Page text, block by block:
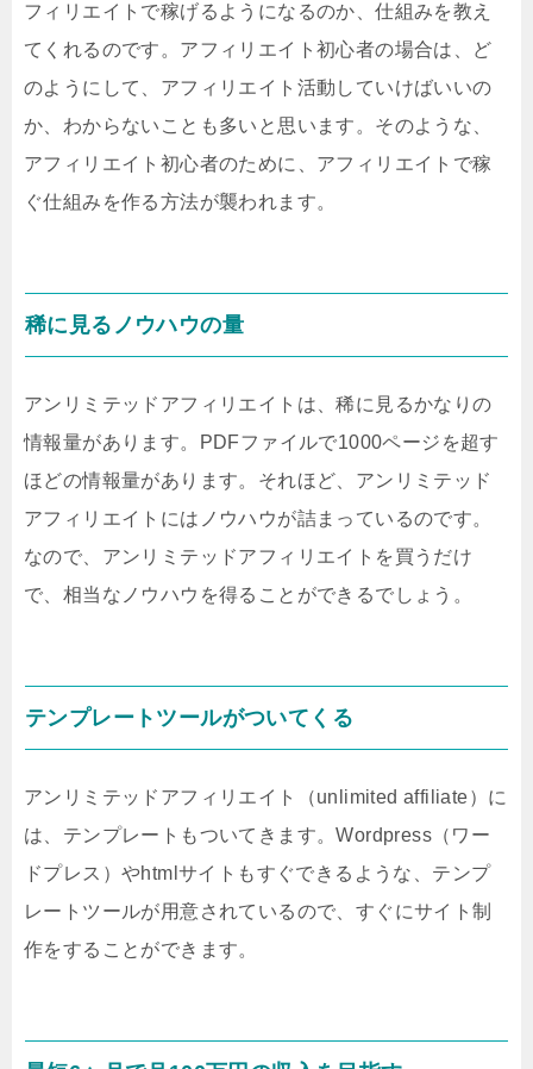
フィリエイトで稼げるようになるのか、仕組みを教え
てくれるのです。アフィリエイト初心者の場合は、ど
のようにして、アフィリエイト活動していけばいいの
か、わからないことも多いと思います。そのような、
アフィリエイト初心者のために、アフィリエイトで稼
ぐ仕組みを作る方法が襲われます。
稀に見るノウハウの量
アンリミテッドアフィリエイトは、稀に見るかなりの
情報量があります。PDFファイルで1000ページを超す
ほどの情報量があります。それほど、アンリミテッド
アフィリエイトにはノウハウが詰まっているのです。
なので、アンリミテッドアフィリエイトを買うだけ
で、相当なノウハウを得ることができるでしょう。
テンプレートツールがついてくる
アンリミテッドアフィリエイト（unlimited affiliate）に
は、テンプレートもついてきます。Wordpress（ワー
ドプレス）やhtmlサイトもすぐできるような、テンプ
レートツールが用意されているので、すぐにサイト制
作をすることができます。